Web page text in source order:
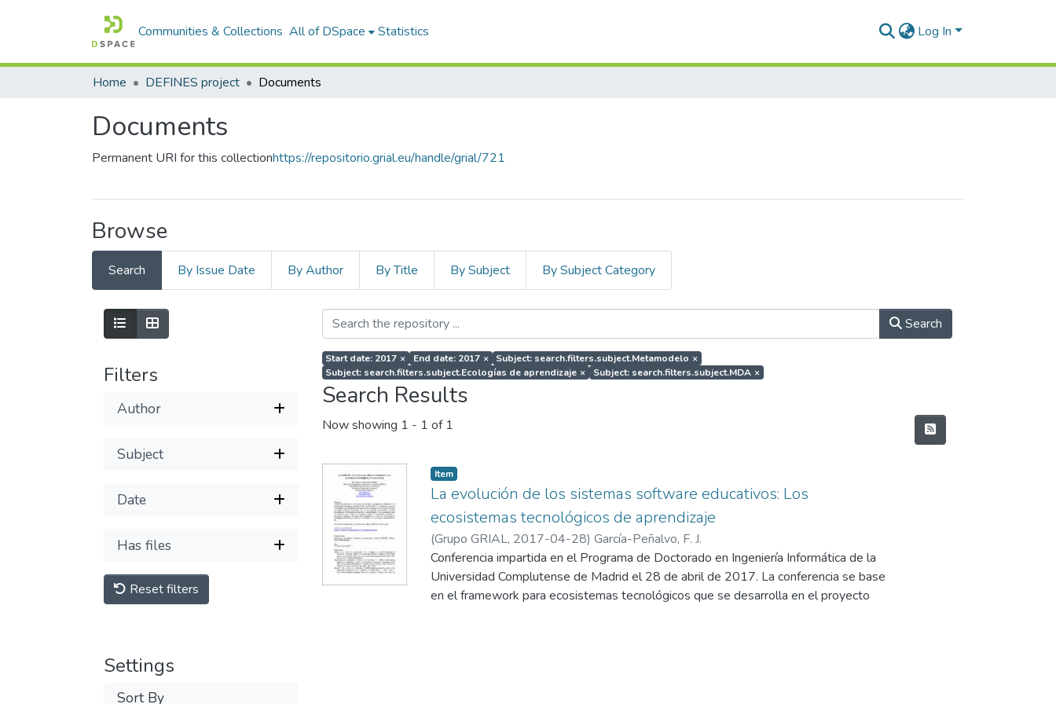
Communities & Collections All of DSpace Statistics Log In
Home DEFINES project Documents
Documents
Permanent URI for this collectionhttps://repositorio.grial.eu/handle/grial/721
Browse
Search By Issue Date By Author By Title By Subject By Subject Category
Filters
Author
Subject
Date
Has files
Reset filters
Settings
Sort By
Search
Start date: 2017 × End date: 2017 × Subject: search.filters.subject.Metamodelo ×
Subject: search.filters.subject.Ecologías de aprendizaje × Subject: search.filters.subject.MDA ×
Search Results
Now showing 1 - 1 of 1
Item
La evolución de los sistemas software educativos: Los
ecosistemas tecnológicos de aprendizaje
(Grupo GRIAL, 2017-04-28)García-Peñalvo, F. J.
Conferencia impartida en el Programa de Doctorado en Ingeniería Informática de la
Universidad Complutense de Madrid el 28 de abril de 2017. La conferencia se base
en el framework para ecosistemas tecnológicos que se desarrolla en el proyecto